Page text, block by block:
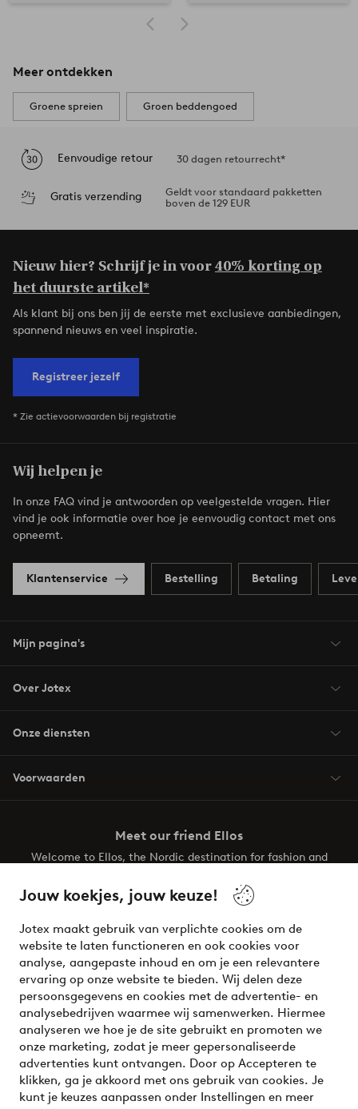
Jouw koekjes, jouw keuze!
Jotex maakt gebruik van verplichte cookies om de
website te laten functioneren en ook cookies voor
analyse, aangepaste inhoud en om je een relevantere
ervaring op onze website te bieden. Wij delen deze
persoonsgegevens en cookies met de advertentie- en
analysebedrijven waarmee wij samenwerken. Hiermee
analyseren we hoe je de site gebruikt en promoten we
onze marketing, zodat je meer gepersonaliseerde
advertenties kunt ontvangen. Door op Accepteren te
klikken, ga je akkoord met ons gebruik van cookies. Je
kunt je keuzes aanpassen onder Instellingen en meer
Meer ontdekken
Groene spreien Groen beddengoed
Eenvoudige retour 30 dagen retourrecht*
Gratis verzending
Geldt voor standaard pakketten
boven de 129 EUR
Nieuw hier? Schrijf je in voor40% korting op
het duurste artikel*
Als klant bij ons ben jij de eerste met exclusieve aanbiedingen,
spannend nieuws en veel inspiratie.
Registreer jezelf
* Zie actievoorwaarden bij registratie
Wij helpen je
In onze FAQ vind je antwoorden op veelgestelde vragen. Hier
vind je ook informatie over hoe je eenvoudig contact met ons
opneemt.
Klantenservice Bestelling Betaling
Mijn pagina's
Over Jotex
Onze diensten
Voorwaarden
Meet our friend Ellos
Welcome to Ellos, the Nordic destination for fashion and
your wardrobe. Your next inspiring look is here!
Veilig betalen - Nu betalen of opsplitsen
Wil je meer weten over onze betaalopties?